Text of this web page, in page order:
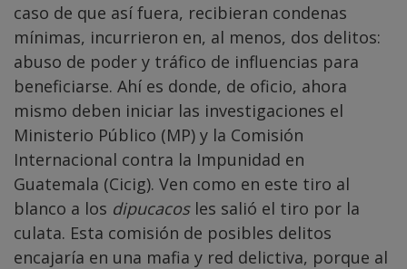
caso de que así fuera, recibieran condenas
mínimas, incurrieron en, al menos, dos delitos:
abuso de poder y tráfico de influencias para
beneficiarse. Ahí es donde, de oficio, ahora
mismo deben iniciar las investigaciones el
Ministerio Público (MP) y la Comisión
Internacional contra la Impunidad en
Guatemala (Cicig). Ven como en este tiro al
blanco a los dipucacosles salió el tiro por la
culata. Esta comisión de posibles delitos
encajaría en una mafia y red delictiva, porque al